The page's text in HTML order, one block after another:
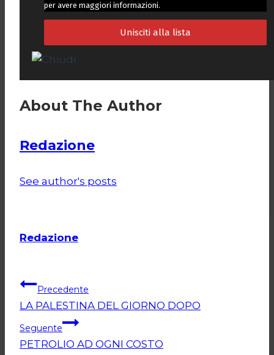
per avere maggiori informazioni.
About The Author
Redazione
See author's posts
Redazione
Navigazione
articoli
Precedente
LA PALESTINA DEL GIORNO DOPO
Seguente
PETROLIO AD OGNI COSTO